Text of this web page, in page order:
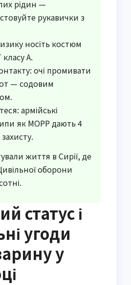
рідин —
рукавички з
носіть костюм
класу A.
очі промивати
— содовим
армійські
як MOPP дають 4
життя в Сирії, де
оборони
статус і
угоди
у